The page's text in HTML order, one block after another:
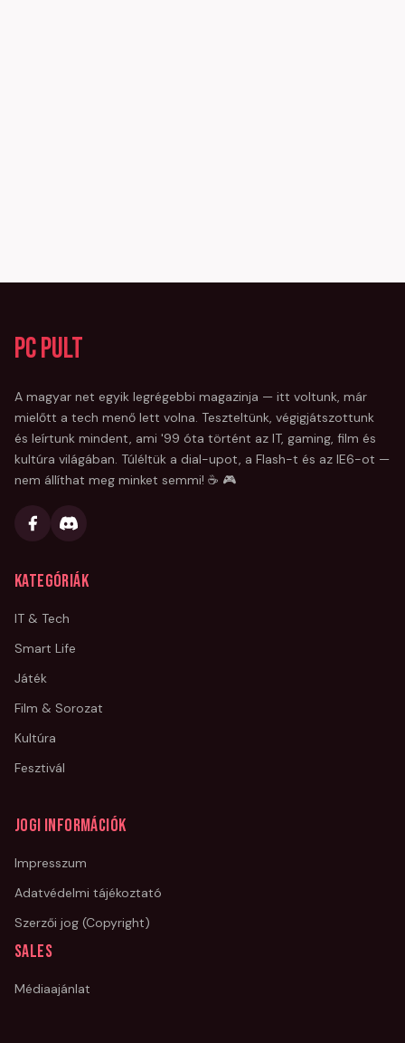
PC Pult
A magyar net egyik legrégebbi magazinja — itt voltunk, már
mielőtt a tech menő lett volna. Teszteltünk, végigjátszottunk
és leírtunk mindent, ami '99 óta történt az IT, gaming, film és
kultúra világában. Túléltük a dial-upot, a Flash-t és az IE6-ot —
nem állíthat meg minket semmi! ☕ 🎮
Kategóriák
IT & Tech
Smart Life
Játék
Film & Sorozat
Kultúra
Fesztivál
Jogi információk
Impresszum
Adatvédelmi tájékoztató
Szerzői jog (Copyright)
Sales
Médiaajánlat